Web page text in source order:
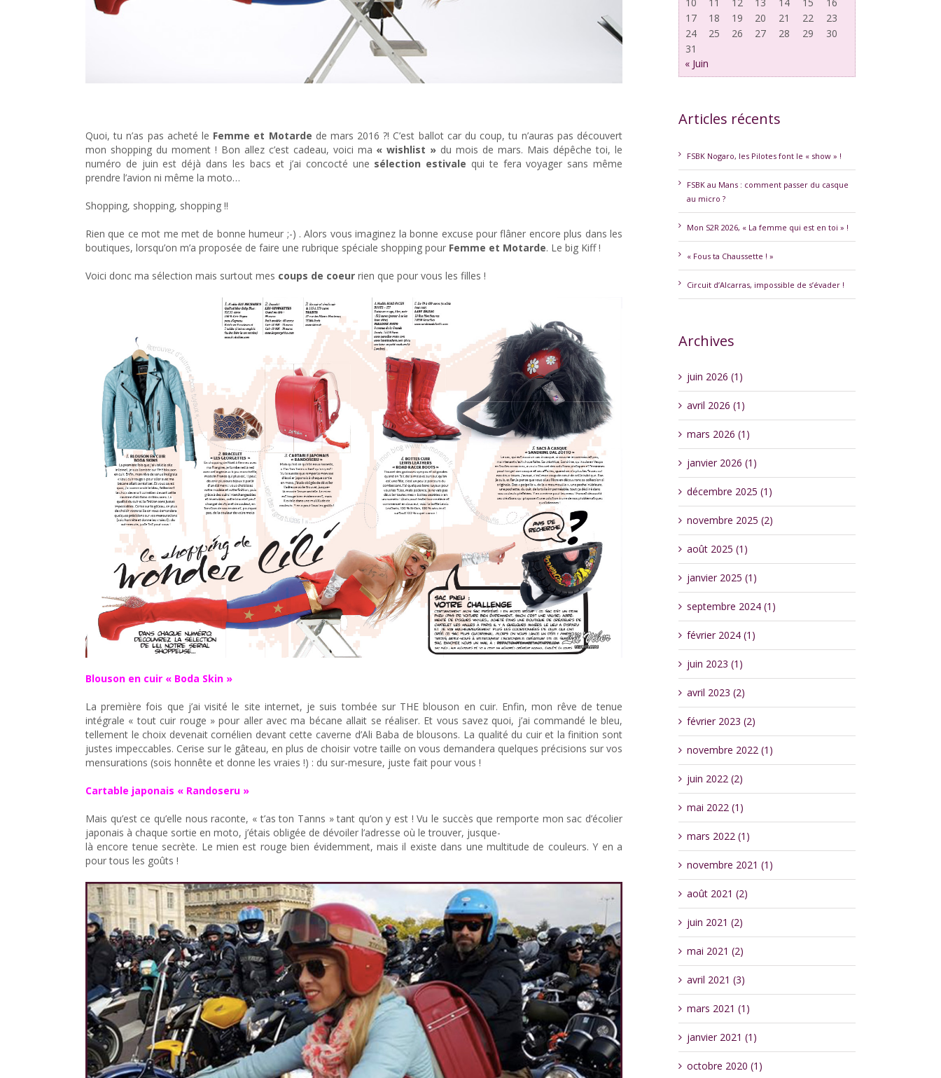
Quoi, tu n’as pas acheté le Femme et Motarde de mars 2016 ?! C’est ballot car du coup, tu n’auras pas découvert
mon shopping du moment ! Bon allez c’est cadeau, voici ma « wishlist » du mois de mars. Mais dépêche toi, le
numéro de juin est déjà dans les bacs et j’ai concocté une sélection estivale qui te fera voyager sans même
prendre l’avion ni même la moto…
Shopping, shopping, shopping !!
Rien que ce mot me met de bonne humeur ;-) . Alors vous imaginez la bonne excuse pour flâner encore plus dans les
boutiques, lorsqu’on m’a proposée de faire une rubrique spéciale shopping pour Femme et Motarde. Le big Kiff !
Voici donc ma sélection mais surtout mes coups de coeur rien que pour vous les filles !
Blouson en cuir « Boda Skin »
La première fois que j’ai visité le site internet, je suis tombée sur THE blouson en cuir. Enfin, mon rêve de tenue
intégrale « tout cuir rouge » pour aller avec ma bécane allait se réaliser. Et vous savez quoi, j’ai commandé le bleu,
tellement le choix devenait cornélien devant cette caverne d’Ali Baba de blousons. La qualité du cuir et la finition sont
justes impeccables. Cerise sur le gâteau, en plus de choisir votre taille on vous demandera quelques précisions sur vos
mensurations (sois honnête et donne les vraies !) : du sur-mesure, juste fait pour vous !
Cartable japonais « Randoseru »
Mais qu’est ce qu’elle nous raconte, « t’as ton Tanns » tant qu’on y est ! Vu le succès que remporte mon sac d’écolier
japonais à chaque sortie en moto, j’étais obligée de dévoiler l’adresse où le trouver, jusque-
là encore tenue secrète. Le mien est rouge bien évidemment, mais il existe dans une multitude de couleurs. Y en a
pour tous les goûts !
17
18 19 20 21 22
23
24
25 26 27 28 29
30
31
« Juin
Articles récents
FSBK Nogaro, les Pilotes font le « show » !
FSBK au Mans : comment passer du casque
au micro ?
Mon S2R 2026, « La femme qui est en toi » !
« Fous ta Chaussette ! »
Circuit d’Alcarras, impossible de s’évader !
Archives
juin 2026 (1)
avril 2026 (1)
mars 2026 (1)
janvier 2026 (1)
décembre 2025 (1)
novembre 2025 (2)
août 2025 (1)
janvier 2025 (1)
septembre 2024 (1)
février 2024 (1)
juin 2023 (1)
avril 2023 (2)
février 2023 (2)
novembre 2022 (1)
juin 2022 (2)
mai 2022 (1)
mars 2022 (1)
novembre 2021 (1)
août 2021 (2)
juin 2021 (2)
mai 2021 (2)
avril 2021 (3)
mars 2021 (1)
janvier 2021 (1)
octobre 2020 (1)